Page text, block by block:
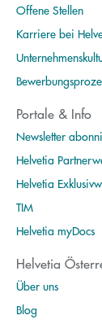
Offene Stellen
Karriere bei
Portale & Info
Newsletter
Helvetia
Helvetia
TIM
Helvetia myDocs
Helvetia
Über uns
Blog